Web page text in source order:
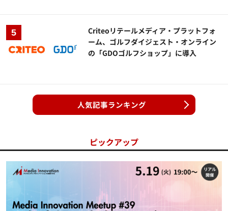
Criteoリテールメディア・プラットフォ
ーム、ゴルフダイジェスト・オンライン
の「GDOゴルフショップ」に導入
人気記事ランキング
ピックアップ